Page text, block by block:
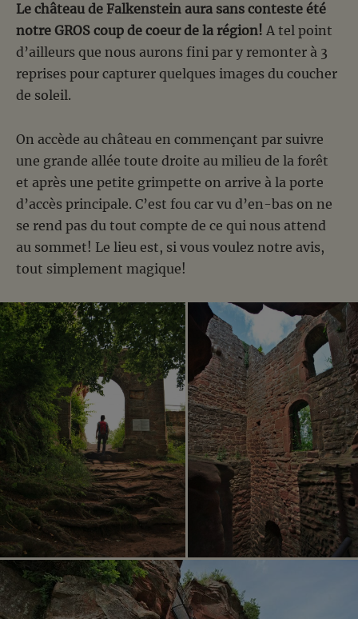
Le château de Falkenstein aura sans conteste été
notre GROS coup de coeur de la région! A tel point
d’ailleurs que nous aurons fini par y remonter à 3
reprises pour capturer quelques images du coucher
de soleil.
On accède au château en commençant par suivre
une grande allée toute droite au milieu de la forêt
et après une petite grimpette on arrive à la porte
d’accès principale. C’est fou car vu d’en-bas on ne
se rend pas du tout compte de ce qui nous attend
au sommet! Le lieu est, si vous voulez notre avis,
tout simplement magique!